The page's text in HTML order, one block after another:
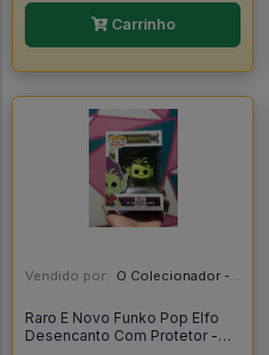
Carrinho
Vendido por: O Colecionador - SP
Raro E Novo Funko Pop Elfo
Desencanto Com Protetor -